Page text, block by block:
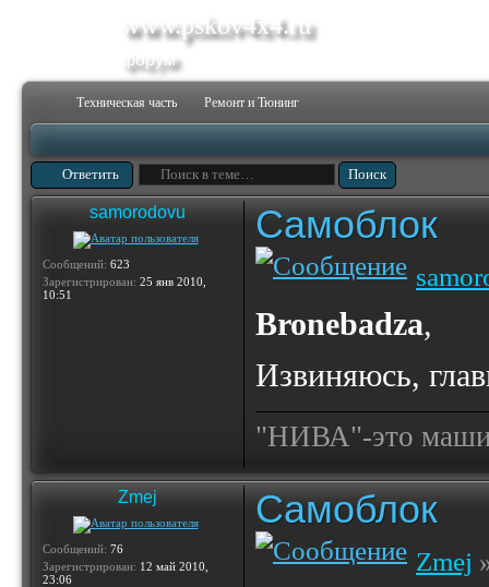
www.pskov4x4.ru
форум
Техническая часть Ремонт и Тюнинг
Ответить
samorodovu
Сообщений: 623
Зарегистрирован: 25 янв 2010,
10:51
Самоблок
Bronebadza,
Извиняюсь,
"НИВА"-это
Zmej
Сообщений: 76
Зарегистрирован: 12 май 2010,
23:06
Самоблок
Zmej